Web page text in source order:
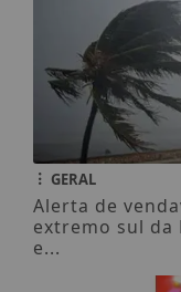
GERAL
Alerta de
extremo sul da
e...